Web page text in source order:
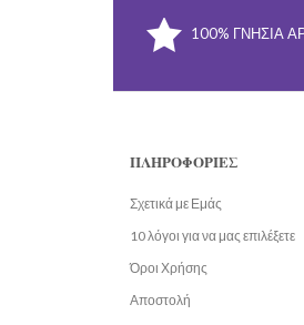
100% ΓΝΉΣΙΑ
ΠΛΗΡΟΦΟΡΊΕΣ
Σχετικά με Εμάς
10 λόγοι για να μας επιλέξετε
Όροι Χρήσης
Αποστολή